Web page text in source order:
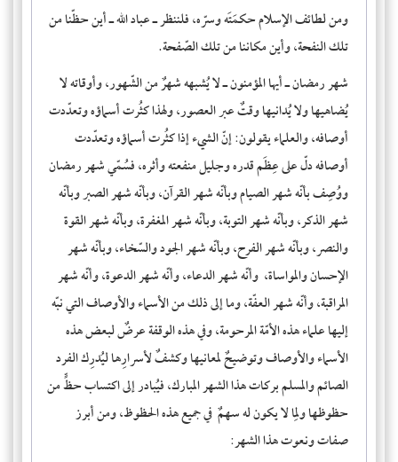
ومن لطائف الإسلام حكمَتَه وسرّه، فلننظر ـ عباد الله ـ أين حظّنا من
تلك النفحة، وأين مكاننا من تلك الصّفحة.
شهر رمضان ـ أيها المؤمنون ـ لا يُشبهه شهرٌ من الشّهور، وأوقاته لا
يُضاهيها ولا يُدانيها وقتٌ عبر العصور، ولهذا كثُرت أسماؤه وتعدّدت
أوصافه، والعلماء يقولون: إنّ الشيء إذا كثُرت أسماؤه وتعدّدت
أوصافه دلّ على عِظَم قدره وجليل منفعته وأثره، فسُمّي شهر رمضان
ووُصِف بأنّه شهر الصيام وبأنّه شهر القرآن، وبأنّه شهر الصبر وبأنّه
شهر الذكر، وبأنّه شهر التوبة، وبأنّه شهر المغفرة، وبأنّه شهر القوة
والنصر، وبأنّه شهر الفرح، وبأنّه شهر الجود والسّخاء، وبأنّه شهر
الإحسان والمواساة، وأنّه شهر الدعاء، وأنّه شهر الدعوة، وأنّه شهر
المراقبة، وأنّه شهر العفّة، وما إلى ذلك من الأسماء والأوصاف التي نبّه
إليها علماء هذه الأمّة المرحومة، وفي هذه الوقفة عرضٌ لبعض هذه
الأسماء والأوصاف وتوضيحٌ لمعانيها وكشفٌ لأسرارِها ليُدرِك الفرد
الصائم والمسلم بركات هذا الشهر المبارك، فيُبادر إلى اكتساب حظٍّ من
حظوظها ولِما لا يكون له سهمٌ في جميع هذه الحظوظ، ومن أبرز
صفات ونعوت هذا الشهر: